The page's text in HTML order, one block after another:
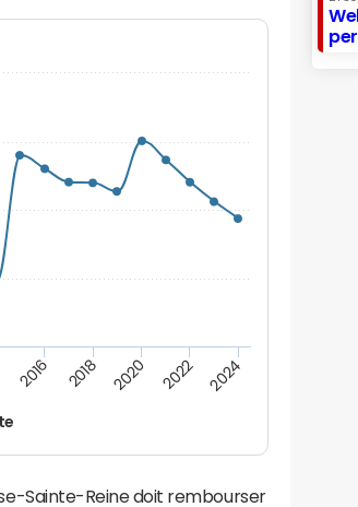
2016 2018 2020 2022 2024
Sainte-Reine doit rembourser